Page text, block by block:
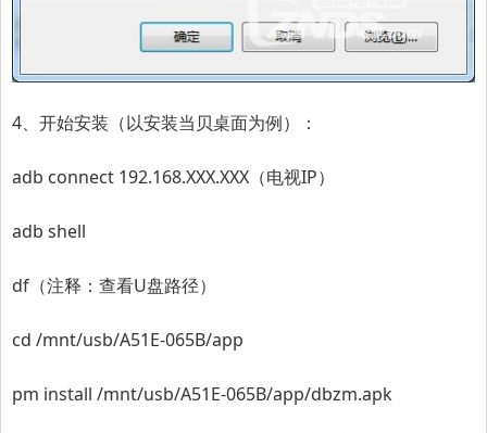
4、开始安装（以安装当贝桌面为例）：
adb connect 192.168.XXX.XXX（电视IP）
adb shell
df（注释：查看U盘路径）
cd /mnt/usb/A51E-065B/app
pm install /mnt/usb/A51E-065B/app/dbzm.apk